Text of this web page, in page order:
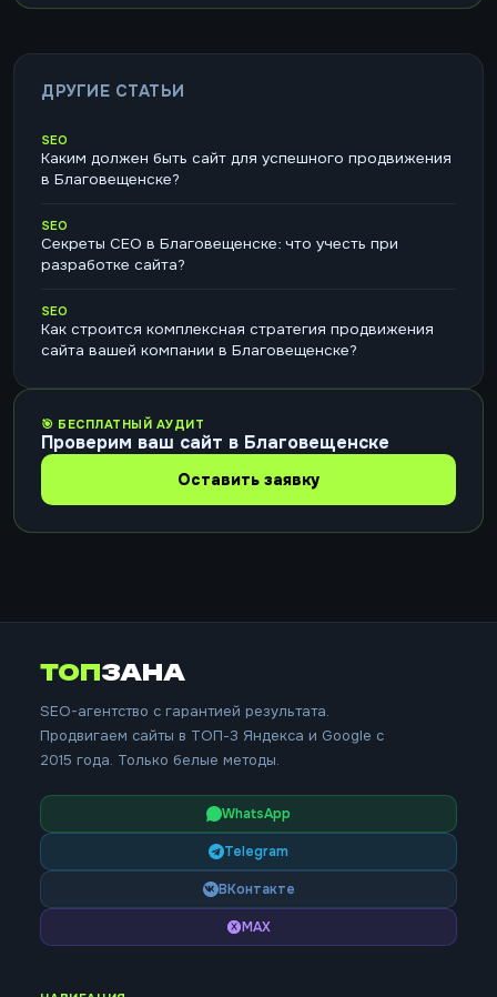
ДРУГИЕ СТАТЬИ
SEO
Каким должен быть сайт для успешного продвижения
в Благовещенске?
SEO
Секреты СЕО в Благовещенске: что учесть при
разработке сайта?
SEO
Как строится комплексная стратегия продвижения
сайта вашей компании в Благовещенске?
🎯 БЕСПЛАТНЫЙ АУДИТ
Проверим ваш сайт в Благовещенске
Оставить заявку
ТОПЗАНА
SEO-агентство с гарантией результата.
Продвигаем сайты в ТОП-3 Яндекса и Google с
2015 года. Только белые методы.
WhatsApp
Telegram
ВКонтакте
MAX